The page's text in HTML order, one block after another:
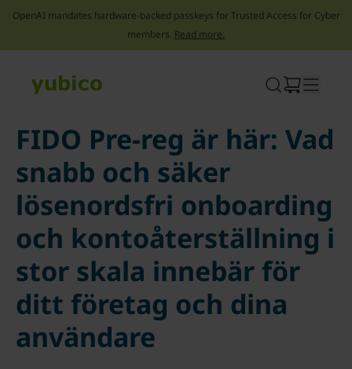
OpenAI mandates hardware-backed passkeys for Trusted Access for Cyber
members. Read more.
FIDO Pre-reg är här: Vad
snabb och säker
lösenordsfri onboarding
och kontoåterställning i
stor skala innebär för
ditt företag och dina
användare